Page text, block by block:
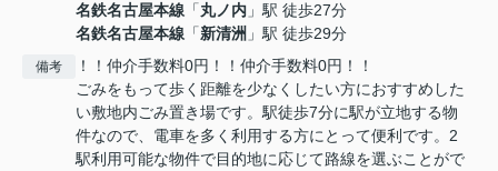
名鉄名古屋本線 「丸ノ内 」駅 徒歩27分
名鉄名古屋本線 「新清洲 」駅 徒歩29分
備考
！！仲介手数料0円！！仲介手数料0円！！
ごみをもって歩く距離を少なくしたい方におすすめした
い敷地内ごみ置き場です。駅徒歩7分に駅が立地する物
件なので、電車を多く利用する方にとって便利です。2
駅利用可能な物件で目的地に応じて路線を選ぶことがで